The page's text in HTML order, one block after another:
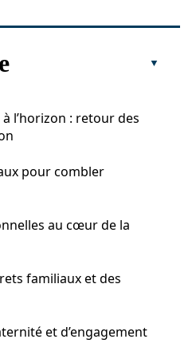
l’horizon : retour des
pour combler
au cœur de la
familiaux et des
et d’engagement